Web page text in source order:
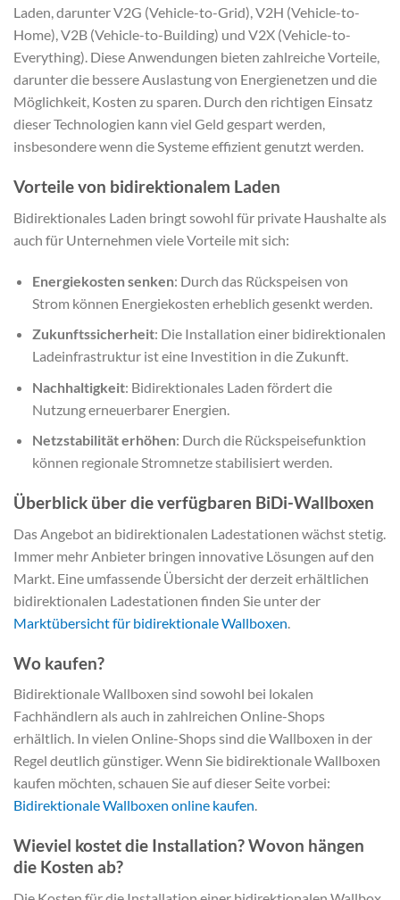
Laden, darunter V2G (Vehicle-to-Grid), V2H (Vehicle-to-
Home), V2B (Vehicle-to-Building) und V2X (Vehicle-to-
Everything). Diese Anwendungen bieten zahlreiche Vorteile,
darunter die bessere Auslastung von Energienetzen und die
Möglichkeit, Kosten zu sparen. Durch den richtigen Einsatz
dieser Technologien kann viel Geld gespart werden,
insbesondere wenn die Systeme effizient genutzt werden.
Vorteile von bidirektionalem Laden
Bidirektionales Laden bringt sowohl für private Haushalte als
auch für Unternehmen viele Vorteile mit sich:
Energiekosten senken: Durch das Rückspeisen von
Strom können Energiekosten erheblich gesenkt werden.
Zukunftssicherheit: Die Installation einer bidirektionalen
Ladeinfrastruktur ist eine Investition in die Zukunft.
Nachhaltigkeit: Bidirektionales Laden fördert die
Nutzung erneuerbarer Energien.
Netzstabilität erhöhen: Durch die Rückspeisefunktion
können regionale Stromnetze stabilisiert werden.
Überblick über die verfügbaren BiDi-Wallboxen
Das Angebot an bidirektionalen Ladestationen wächst stetig.
Immer mehr Anbieter bringen innovative Lösungen auf den
Markt. Eine umfassende Übersicht der derzeit erhältlichen
bidirektionalen Ladestationen finden Sie unter der
Marktübersicht für bidirektionale Wallboxen
Wo kaufen?
Bidirektionale Wallboxen sind sowohl bei lokalen
Fachhändlern als auch in zahlreichen Online-Shops
erhältlich. In vielen Online-Shops sind die Wallboxen in der
Regel deutlich günstiger. Wenn Sie bidirektionale Wallboxen
kaufen möchten, schauen Sie auf dieser Seite vorbei:
Bidirektionale Wallboxen online kaufen.
Wieviel kostet die Installation? Wovon hängen
die Kosten ab?